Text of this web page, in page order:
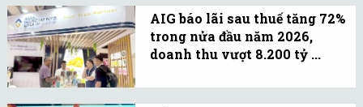
tồn và phát triển bền
vững.
AIG báo lãi sau thuế tăng 72%
trong nửa đầu năm 2026,
doanh thu vượt 8.200 tỷ ...